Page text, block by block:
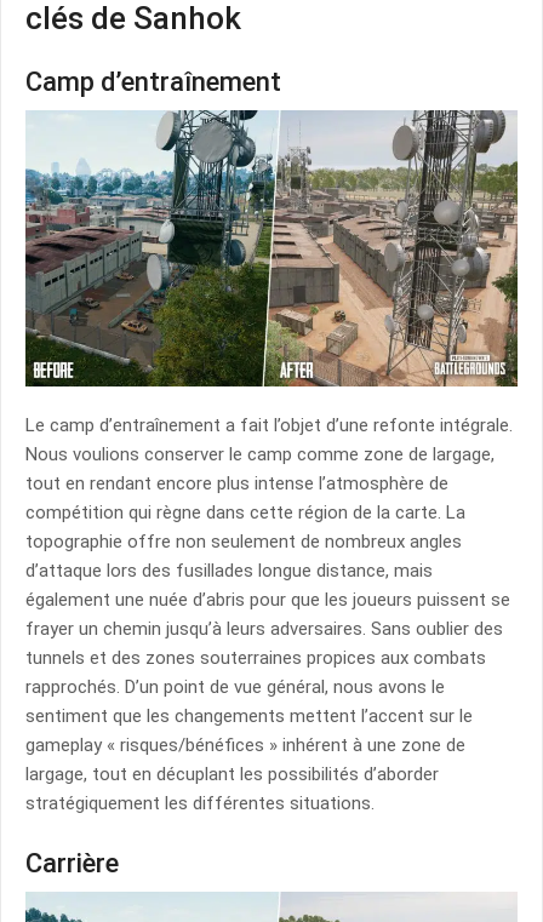
clés de Sanhok
Camp d’entraînement
Le camp d’entraînement a fait l’objet d’une refonte intégrale.
Nous voulions conserver le camp comme zone de largage,
tout en rendant encore plus intense l’atmosphère de
compétition qui règne dans cette région de la carte. La
topographie offre non seulement de nombreux angles
d’attaque lors des fusillades longue distance, mais
également une nuée d’abris pour que les joueurs puissent se
frayer un chemin jusqu’à leurs adversaires. Sans oublier des
tunnels et des zones souterraines propices aux combats
rapprochés. D’un point de vue général, nous avons le
sentiment que les changements mettent l’accent sur le
gameplay « risques/bénéfices » inhérent à une zone de
largage, tout en décuplant les possibilités d’aborder
stratégiquement les différentes situations.
Carrière